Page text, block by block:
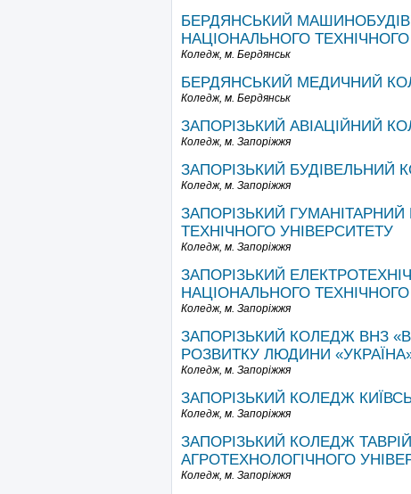
БЕРДЯНСЬКИЙ
НАЦІОНАЛЬНОГО
Коледж, м. Бердянськ
БЕРДЯНСЬКИЙ МЕДИЧНИЙ
Коледж, м. Бердянськ
ЗАПОРІЗЬКИЙ АВІАЦІЙНИЙ
Коледж, м. Запоріжжя
ЗАПОРІЗЬКИЙ БУДІВЕЛЬНИЙ
Коледж, м. Запоріжжя
ЗАПОРІЗЬКИЙ
ТЕХНІЧНОГО УНІВЕРСИТЕТУ
Коледж, м. Запоріжжя
ЗАПОРІЗЬКИЙ
НАЦІОНАЛЬНОГО
Коледж, м. Запоріжжя
ЗАПОРІЗЬКИЙ КОЛЕДЖ ВНЗ
РОЗВИТКУ ЛЮДИНИ
Коледж, м. Запоріжжя
ЗАПОРІЗЬКИЙ КОЛЕДЖ
Коледж, м. Запоріжжя
ЗАПОРІЗЬКИЙ КОЛЕДЖ
АГРОТЕХНОЛОГІЧНОГО
Коледж, м. Запоріжжя